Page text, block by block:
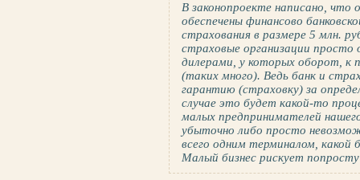
В законопроекте написано,
обеспечены финансово
страхования в размере 5 млн.
страховые организации
дилерами, у которых оборот, к
(таких много). Ведь банк и
гарантию (страховку) за
случае это будет какой-то
малых предпринимателей
убыточно либо просто
всего одним терминалом, какой
Малый бизнес рискует